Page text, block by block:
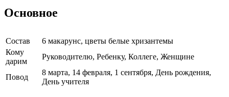
Основное
Cостав
6 макарунс, цветы белые хризантемы
Кому
дарим
Руководителю, Ребенку, Коллеге, Женщине
Повод
8 марта, 14 февраля, 1 сентября, День рождения,
День учителя